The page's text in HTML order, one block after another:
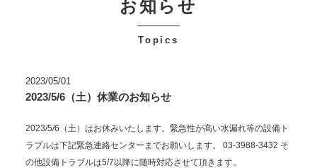
2023/05/01
2023/5/6（土）休業のお知らせ
2023/5/6（土）はお休みいたします。緊急性が高い水漏れ等の設備ト
ラブルは下記緊急連絡センターまでお願いします。 03-3988-3432 そ
の他設備トラブルは5/7以降に随時対応させて頂きます。